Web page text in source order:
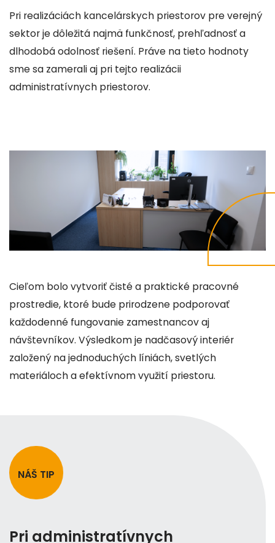
Pri realizáciách kancelárskych priestorov pre verejný
sektor je dôležitá najmä funkčnosť, prehľadnosť a
dlhodobá odolnosť riešení. Práve na tieto hodnoty
sme sa zamerali aj pri tejto realizácii
administratívnych priestorov.
Cieľom bolo vytvoriť čisté a praktické pracovné
prostredie, ktoré bude prirodzene podporovať
každodenné fungovanie zamestnancov aj
návštevníkov. Výsledkom je nadčasový interiér
založený na jednoduchých líniách, svetlých
materiáloch a efektívnom využití priestoru.
NÁŠ TIP
Pri administratívnych